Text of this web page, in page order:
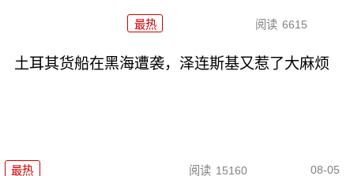
最热 阅读 6615
土耳其货船在黑海遭袭，泽连斯基又惹了大麻烦
最热 阅读 15160 08-05